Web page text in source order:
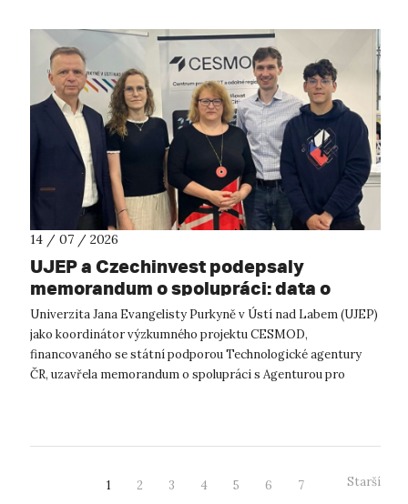
14 / 07 / 2026
UJEP a Czechinvest podepsaly
memorandum o spolupráci: data o
podnikatelském prostředí posílí
výzkum CESMOD
Univerzita Jana Evangelisty Purkyně v Ústí nad Labem (UJEP)
jako koordinátor výzkumného projektu CESMOD,
financovaného se státní podporou Technologické agentury
ČR, uzavřela memorandum o spolupráci s Agenturou pro
1 2 3 4 5 6
7
Starší